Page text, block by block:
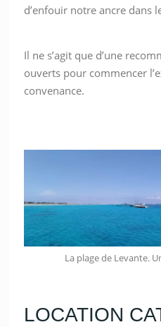
d’enfouir notre ancre dans
Il ne s’agit que d’une
ouverts pour commencer
convenance.
La plage de Levante.
LOCATION